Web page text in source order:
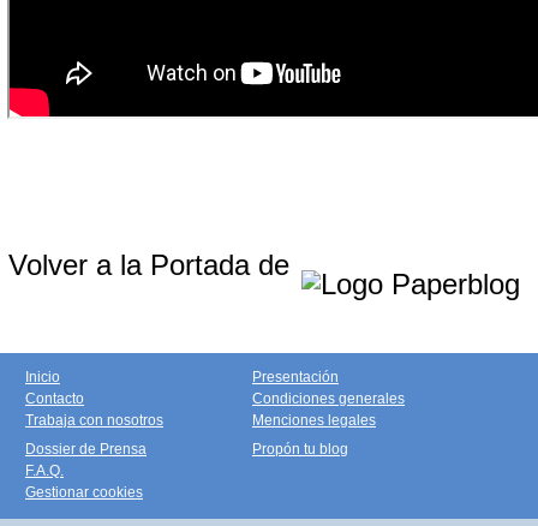
Volver a la Portada de
Inicio
Contacto
Trabaja con nosotros
Presentación
Condiciones generales
Menciones legales
Dossier de Prensa
F.A.Q.
Gestionar cookies
Propón tu blog